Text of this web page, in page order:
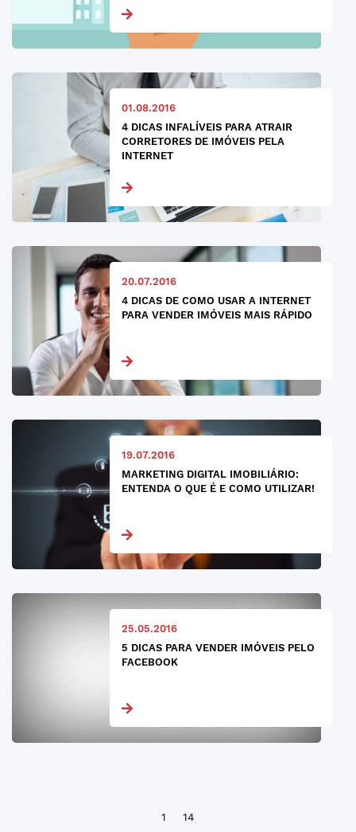
01.08.2016
4 DICAS INFALÍVEIS PARA ATRAIR
CORRETORES DE IMÓVEIS PELA
INTERNET
20.07.2016
4 DICAS DE COMO USAR A INTERNET
PARA VENDER IMÓVEIS MAIS RÁPIDO
19.07.2016
MARKETING DIGITAL IMOBILIÁRIO:
ENTENDA O QUE É E COMO UTILIZAR!
25.05.2016
5 DICAS PARA VENDER IMÓVEIS PELO
FACEBOOK
1 14